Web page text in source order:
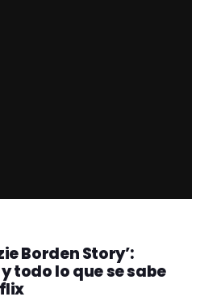
Borden Story’:
todo lo que se sabe